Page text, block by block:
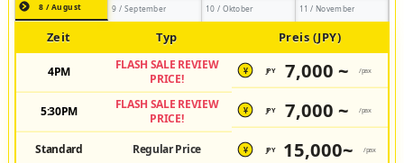
8 / August 9 / September 10 / Oktober 11 / November
Zeit Typ Preis (JPY)
4PM
FLASH SALE REVIEW
PRICE!
¥ JPY 7,000 ~ /pax
5:30PM
FLASH SALE REVIEW
PRICE!
¥ JPY 7,000 ~ /pax
Standard Regular Price ¥ JPY 15,000~ /pax